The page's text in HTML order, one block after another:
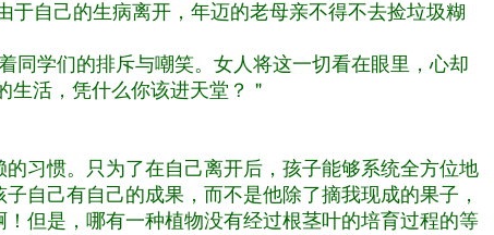
于自己的生病离开，年迈的老母亲不得不去捡垃圾糊
同学们的排斥与嘲笑。女人将这一切看在眼里，心却
活，凭什么你该进天堂？＂
习惯。只为了在自己离开后，孩子能够系统全方位地
自己有自己的成果，而不是他除了摘我现成的果子，
但是，哪有一种植物没有经过根茎叶的培育过程的等